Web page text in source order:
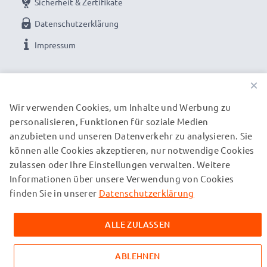
Datenschutzerklärung
Impressum
UNSERE VERSANDPARTNER
© subtel.de 2026
Alle Preise verstehen sich inklusive Mehrwertsteuer und
zuzüglich Versandkosten. Bitte beachten Sie, dass alle
Inhaber sind und ausschließlich zur Information über unsere
Produkte auf unseren Webseiten genannt werden.
×
Wir verwenden Cookies, um Inhalte und Werbung zu
personalisieren, Funktionen für soziale Medien
anzubieten und unseren Datenverkehr zu analysieren. Sie
können alle Cookies akzeptieren, nur notwendige Cookies
zulassen oder Ihre Einstellungen verwalten. Weitere
Informationen über unsere Verwendung von Cookies
finden Sie in unserer Datenschutzerklärung
ALLE ZULASSEN
ABLEHNEN